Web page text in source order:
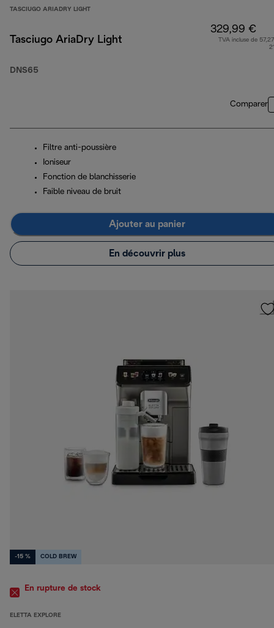
TASCIUGO ARIADRY LIGHT
Tasciugo AriaDry Light
DNS65
329,99 €
TVA incluse de
Comparer
Filtre anti-poussière
Ioniseur
Fonction de blanchisserie
Faible niveau de bruit
Ajouter au panier
En découvrir plus
-15 % COLD BREW
En rupture de stock
ELETTA EXPLORE